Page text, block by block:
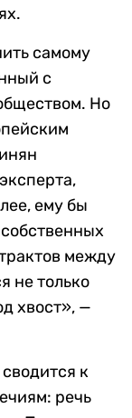
самому
с
Но
ему бы
между
не только
хвост», —
к
речь